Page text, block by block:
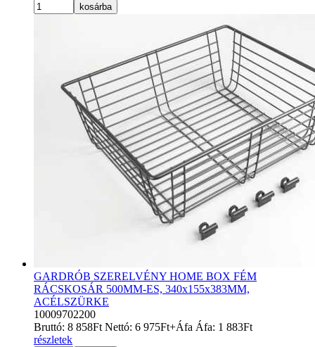
kosárba
GARDRÓB SZERELVÉNY HOME BOX FÉM
RÁCSKOSÁR 500MM-ES, 340x155x383MM,
ACÉLSZÜRKE
10009702200
Bruttó: 8 858Ft Nettó: 6 975Ft+Áfa Áfa: 1 883Ft
részletek